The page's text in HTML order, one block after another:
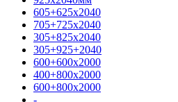
605+625х2040
705+725х2040
305+825х2040
305+925+2040
600+600х2000
400+800х2000
600+800х2000
-